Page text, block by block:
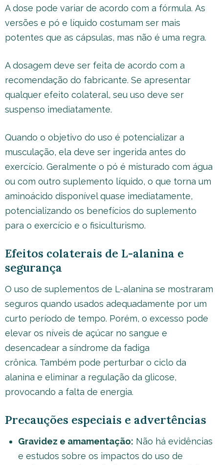
A dose pode variar de acordo com a fórmula. As
versões e pó e líquido costumam ser mais
potentes que as cápsulas, mas não é uma regra.
A dosagem deve ser feita de acordo com a
recomendação do fabricante. Se apresentar
qualquer efeito colateral, seu uso deve ser
suspenso imediatamente.
Quando o objetivo do uso é potencializar a
musculação, ela deve ser ingerida antes do
exercício. Geralmente o pó é misturado com água
ou com outro suplemento líquido, o que torna um
aminoácido disponível quase imediatamente,
potencializando os benefícios do suplemento
para o exercício e o fisiculturismo.
Efeitos colaterais de L-alanina e
segurança
O uso de suplementos de L-alanina se mostraram
seguros quando usados adequadamente por um
curto período de tempo. Porém, o excesso pode
elevar os níveis de açúcar no sangue e
desencadear a síndrome da fadiga
crônica. Também pode perturbar o ciclo da
alanina e eliminar a regulação da glicose,
provocando a falta de energia.
Precauções especiais e advertências
Gravidez e amamentação: Não há evidências
e estudos sobre os impactos do uso de